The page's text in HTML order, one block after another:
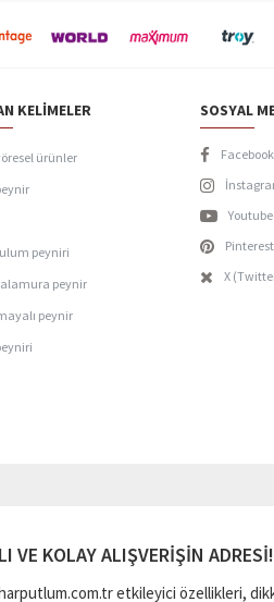
KELIMELER
ürünler
peyniri
peynir
peynir
SOSYAL
Facebook
Youtube
Pinterest
X
VE KOLAY ALIŞVERIŞIN ADRESI!
etkileyici özellikleri,